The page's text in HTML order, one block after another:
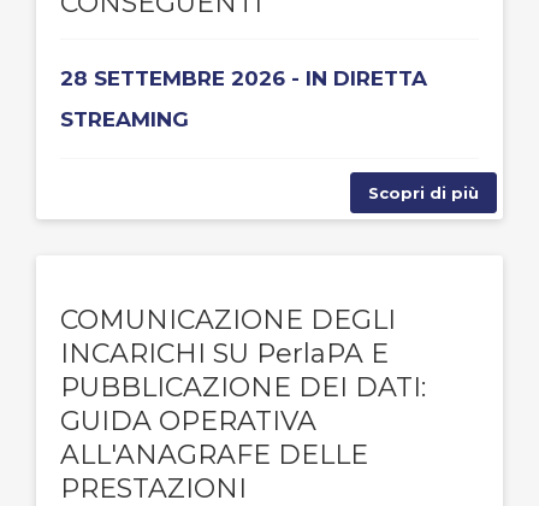
28 SETTEMBRE 2026 - IN DIRETTA
STREAMING
Scopri di più
COMUNICAZIONE DEGLI
INCARICHI SU PerlaPA E
PUBBLICAZIONE DEI DATI:
GUIDA OPERATIVA
ALL'ANAGRAFE DELLE
PRESTAZIONI